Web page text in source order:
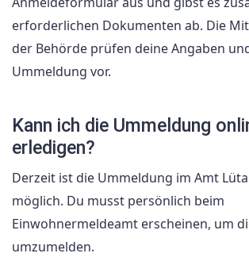
erforderlichen Dokumenten ab. Die
der Behörde prüfen deine Angaben
Ummeldung vor.
Kann ich die Ummeldung
erledigen?
Derzeit ist die Ummeldung im Amt
möglich. Du musst persönlich beim
Einwohnermeldeamt erscheinen, um
umzumelden.